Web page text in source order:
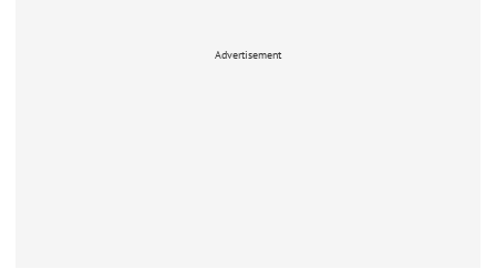
Advertisement